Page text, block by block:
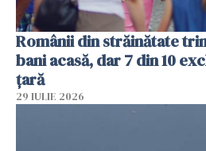
Românii din străinătate
bani acasă, dar 7 din 10
țară
29 IULIE 2026